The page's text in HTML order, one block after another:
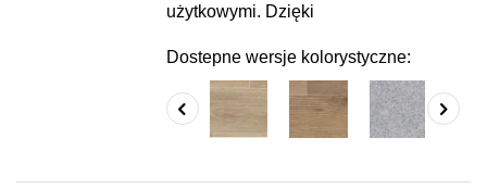
użytkowymi. Dzięki
Dostepne wersje kolorystyczne: